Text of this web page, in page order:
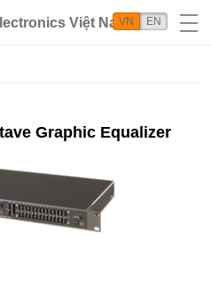
Việt Nam
VN EN
Graphic Equalizer